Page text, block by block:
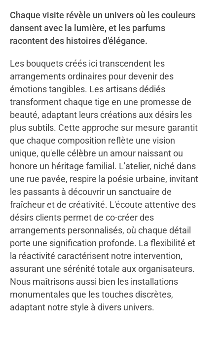
Chaque visite révèle un univers où les couleurs
dansent avec la lumière, et les parfums
racontent des histoires d'élégance.
Les bouquets créés ici transcendent les
arrangements ordinaires pour devenir des
émotions tangibles. Les artisans dédiés
transforment chaque tige en une promesse de
beauté, adaptant leurs créations aux désirs les
plus subtils. Cette approche sur mesure garantit
que chaque composition reflète une vision
unique, qu'elle célèbre un amour naissant ou
honore un héritage familial. L'atelier, niché dans
une rue pavée, respire la poésie urbaine, invitant
les passants à découvrir un sanctuaire de
fraîcheur et de créativité. L'écoute attentive des
désirs clients permet de co-créer des
arrangements personnalisés, où chaque détail
porte une signification profonde. La flexibilité et
la réactivité caractérisent notre intervention,
assurant une sérénité totale aux organisateurs.
Nous maîtrisons aussi bien les installations
monumentales que les touches discrètes,
adaptant notre style à divers univers.